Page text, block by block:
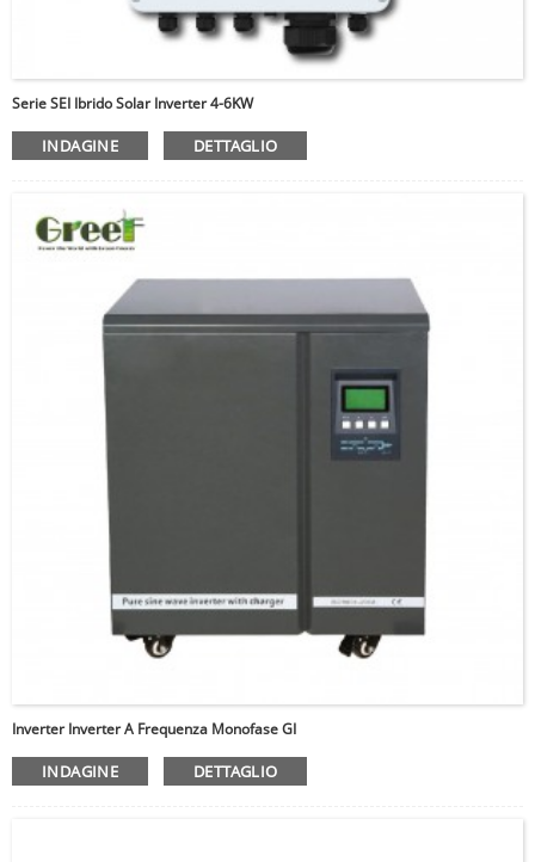
Serie SEI Ibrido Solar Inverter 4-6KW
INDAGINE DETTAGLIO
Inverter Inverter A Frequenza Monofase GI
INDAGINE DETTAGLIO
Inserisci la password